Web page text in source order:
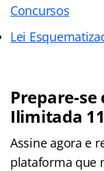
Concursos
Lei
Prepare-
Ilimitada 11
Assine agora e
plataforma que